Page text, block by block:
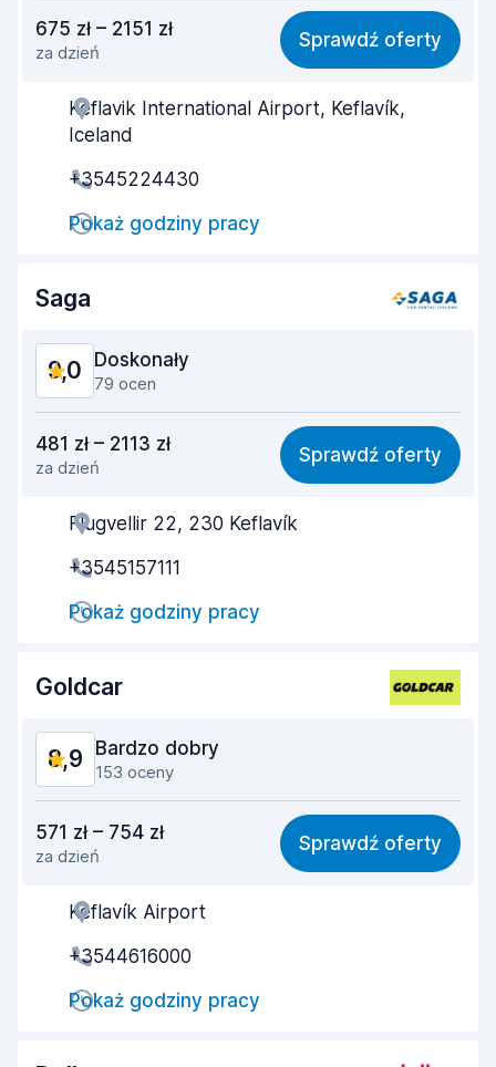
8,7
Łatwość znalezienia 9,4
Pomocność przedstawiciela
Stan samochodu 9,1
675 zł – 2151 zł
za dzień
Sprawdź oferty
Keflavik International Airport, Keflavík,
Iceland
+3545224430
Pokaż godziny pracy
Saga
9,0 Doskonały
79 ocen
8,9
Łatwość znalezienia 8,5
Pomocność przedstawiciela
Szybkość odbioru
Szybkość zwrotu
9,3
481 zł – 2113 zł
za dzień
Sprawdź oferty
Flugvellir 22, 230 Keflavík
+3545157111
Pokaż godziny pracy
Goldcar
8,9 Bardzo dobry
153 oceny
8,5
Łatwość znalezienia 9,0
Pomocność przedstawiciela
Szybkość odbioru
Szybkość zwrotu
571 zł – 754 zł
za dzień
Sprawdź oferty
Keflavík Airport
+3544616000
Pokaż godziny pracy